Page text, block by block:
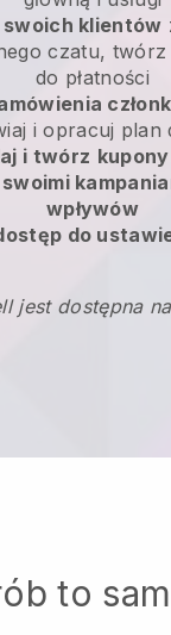
swoich klientów
czatu, twórz
do płatności
i opracuj plan
i twórz
wpływów
do
jest dostępna
to sam